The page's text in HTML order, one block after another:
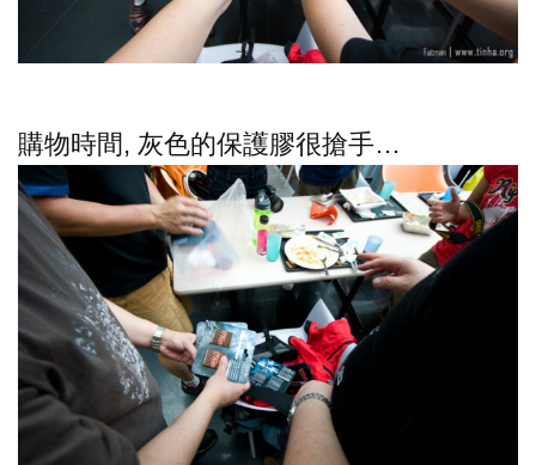
購物時間, 灰色的保護膠很搶手…